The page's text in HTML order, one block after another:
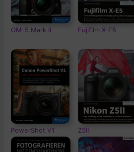
OM-5 Mark II Fujifilm X-E5
PowerShot V1 Z5II